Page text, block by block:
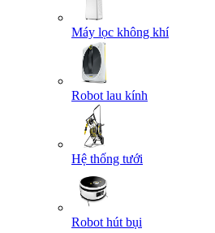
Máy lọc không khí
Robot lau kính
Hệ thống tưới
Robot hút bụi